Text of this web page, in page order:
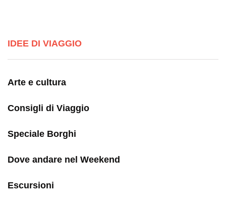
IDEE DI VIAGGIO
Arte e cultura
Consigli di Viaggio
Speciale Borghi
Dove andare nel Weekend
Escursioni